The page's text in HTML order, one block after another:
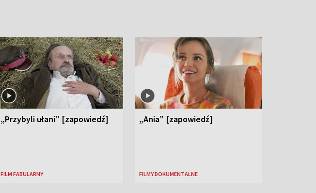
„Przybyli ułani” [zapowiedź]
FILM FABULARNY
„Ania” [zapowiedź]
FILMY DOKUMENTALNE